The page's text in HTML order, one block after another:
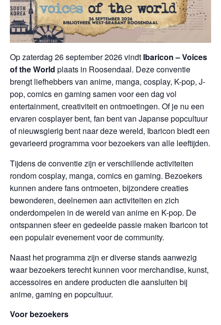
Op zaterdag 26 september 2026 vindt Ibaricon – Voices
of the World plaats in Roosendaal. Deze conventie
brengt liefhebbers van anime, manga, cosplay, K-pop, J-
pop, comics en gaming samen voor een dag vol
entertainment, creativiteit en ontmoetingen. Of je nu een
ervaren cosplayer bent, fan bent van Japanse popcultuur
of nieuwsgierig bent naar deze wereld, Ibaricon biedt een
gevarieerd programma voor bezoekers van alle leeftijden.
Tijdens de conventie zijn er verschillende activiteiten
rondom cosplay, manga, comics en gaming. Bezoekers
kunnen andere fans ontmoeten, bijzondere creaties
bewonderen, deelnemen aan activiteiten en zich
onderdompelen in de wereld van anime en K-pop. De
ontspannen sfeer en gedeelde passie maken Ibaricon tot
een populair evenement voor de community.
Naast het programma zijn er diverse stands aanwezig
waar bezoekers terecht kunnen voor merchandise, kunst,
accessoires en andere producten die aansluiten bij
anime, gaming en popcultuur.
Voor bezoekers